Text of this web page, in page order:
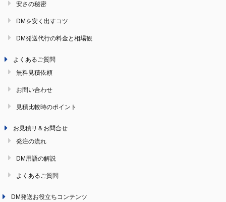
安さの秘密
DMを安く出すコツ
DM発送代行の料金と相場観
よくあるご質問
無料見積依頼
お問い合わせ
見積比較時のポイント
お見積リ＆お問合せ
発注の流れ
DM用語の解説
よくあるご質問
DM発送お役立ちコンテンツ